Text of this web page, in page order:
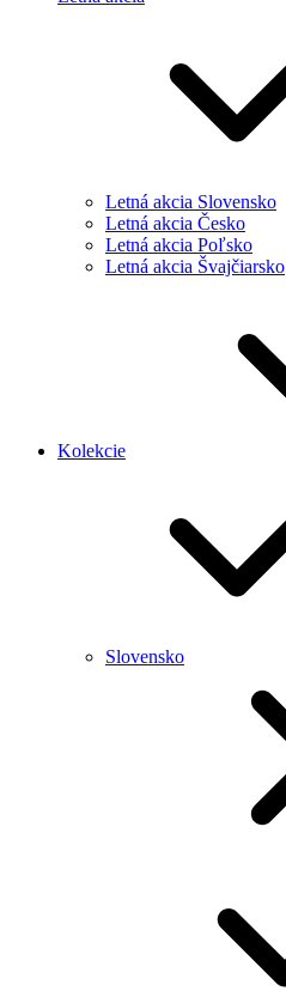
Letná akcia Slovensko
Letná akcia Česko
Letná akcia Poľsko
Letná akcia Švajčiarsko
Kolekcie
Slovensko